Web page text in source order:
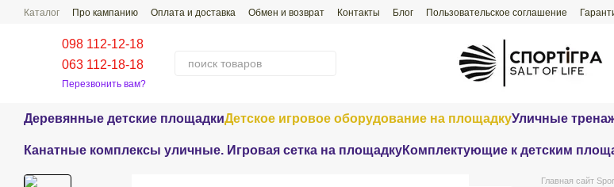
Перейти к основному контенту
Каталог Про кампанию Оплата и доставка Обмен и возврат Контакты Блог Пользовательское соглашение
098 112-12-18
063 112-18-18
Перезвонить вам?
Деревянные детские площадкиДетское игровое оборудование на площадкуУличные
Канатные комплексы уличные. Игровая сетка на площадкуКомплектующие к детским
Главная сайт